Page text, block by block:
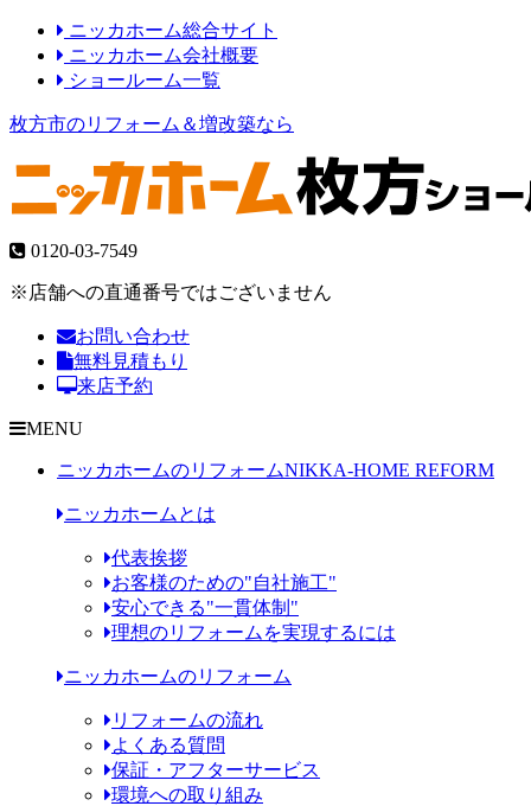
ニッカホーム総合サイト
ニッカホーム会社概要
ショールーム一覧
枚方市のリフォーム＆増改築なら
0120-03-7549
※店舗への直通番号ではございません
お問い合わせ
無料見積もり
来店予約
MENU
ニッカホームのリフォームNIKKA-HOME REFORM
ニッカホームとは
代表挨拶
お客様のための"自社施工"
安心できる"一貫体制"
理想のリフォームを実現するには
ニッカホームのリフォーム
リフォームの流れ
よくある質問
保証・アフターサービス
環境への取り組み